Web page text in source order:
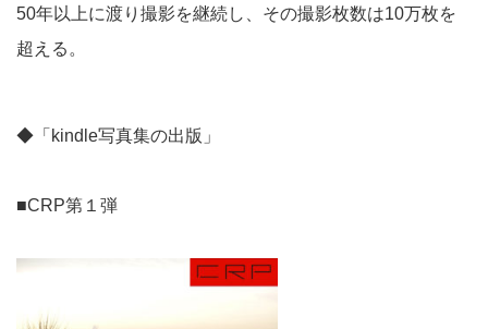
50年以上に渡り撮影を継続し、その撮影枚数は10万枚を
超える。
◆「kindle写真集の出版」
■CRP第１弾